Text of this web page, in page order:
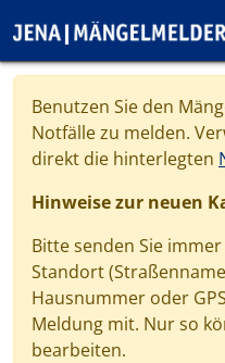
Benutzen Sie den
Notfälle zu melden.
direkt die hinterlegten
Hinweise zur neuen
Bitte senden Sie
Standort
Hausnummer oder
Meldung mit. Nur so
bearbeiten.